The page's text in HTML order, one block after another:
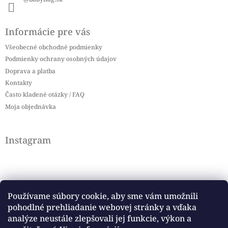
Používame súbory cookie, aby sme vám umožnili
pohodlné prehliadanie webovej stránky a vďaka
analýze neustále zlepšovali jej funkcie, výkon a
Informácie pre vás
Všeobecné obchodné podmienky
Podmienky ochrany osobných údajov
Doprava a platba
Kontakty
Často kladené otázky / FAQ
Moja objednávka
Instagram
Sledovať na Instagrame